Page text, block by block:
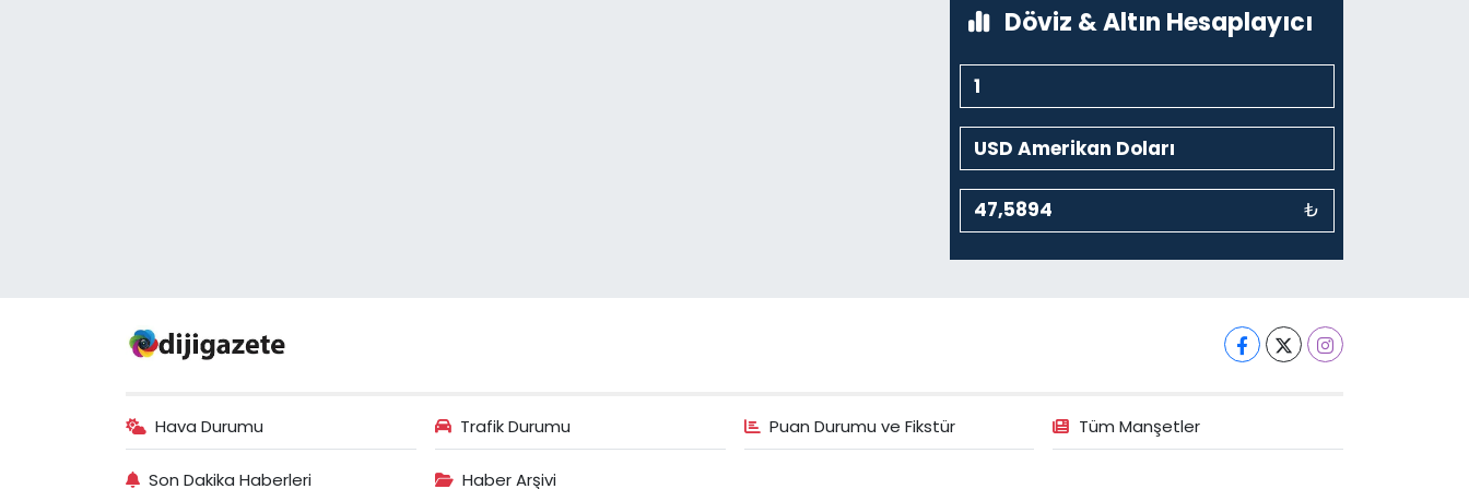
Döviz & Altın Hesaplayıcı
₺
Hava Durumu Trafik Durumu Puan Durumu ve Fikstür Tüm Manşetler
Son Dakika Haberleri Haber Arşivi